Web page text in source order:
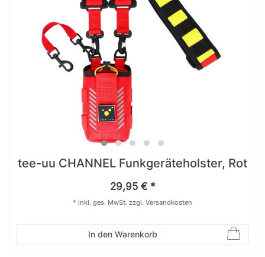
tee-uu CHANNEL Funkgeräteholster, Rot
29,95 € *
In den Warenkorb
* inkl. ges. MwSt. zzgl. Versandkosten